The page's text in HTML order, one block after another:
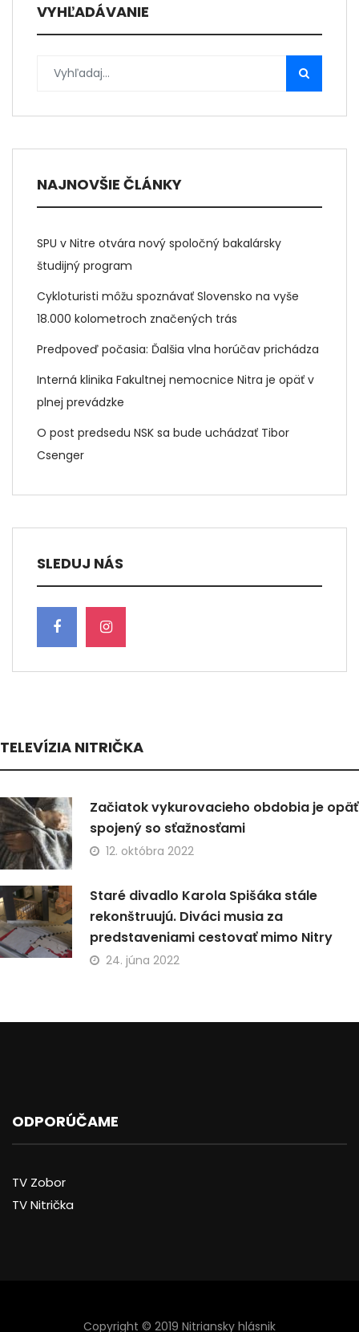
VYHĽADÁVANIE
NAJNOVŠIE ČLÁNKY
SPU v Nitre otvára nový spoločný bakalársky
študijný program
Cykloturisti môžu spoznávať Slovensko na vyše
18.000 kolometroch značených trás
Predpoveď počasia: Ďalšia vlna horúčav prichádza
Interná klinika Fakultnej nemocnice Nitra je opäť v
plnej prevádzke
O post predsedu NSK sa bude uchádzať Tibor
Csenger
SLEDUJ NÁS
TELEVÍZIA NITRIČKA
Začiatok vykurovacieho obdobia je opäť
spojený so sťažnosťami
12. októbra 2022
Staré divadlo Karola Spišáka stále
rekonštruujú. Diváci musia za
predstaveniami cestovať mimo Nitry
24. júna 2022
ODPORÚČAME
TV Zobor
TV Nitrička
Copyright © 2019 Nitriansky hlásnik